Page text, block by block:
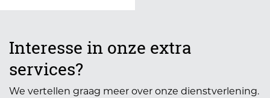
Interesse in onze extra
services?
We vertellen graag meer over onze dienstverlening.